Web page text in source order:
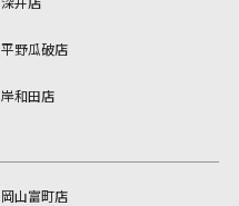
平野瓜破店
岸和田店
岡山富町店